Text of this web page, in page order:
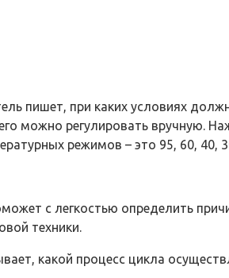
пишет, при каких условиях
можно регулировать вручную.
режимов – это 95, 60, 40,
с легкостью определить
техники.
какой процесс цикла